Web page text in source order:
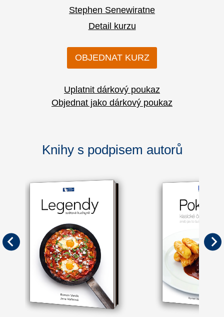
Stephen Senewiratne
Detail kurzu
OBJEDNAT KURZ
Uplatnit dárkový poukaz
Objednat jako dárkový poukaz
Knihy s podpisem autorů